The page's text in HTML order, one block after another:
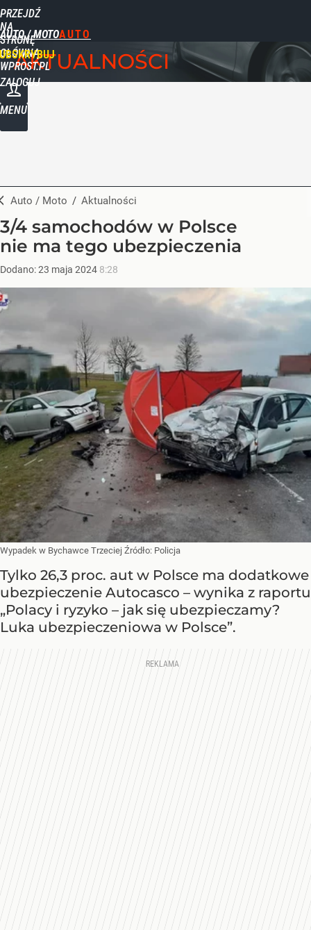
PRZEJDŹ
NA
STRONĘ
GŁÓWNĄ
WPROST.PL
AUTO / MOTO
ZALOGUJ
MENU
AKTUALNOŚCI
Auto / Moto / Aktualności
3/4 samochodów w Polsce
nie ma tego ubezpieczenia
Dodano:23 maja 2024 8:28
Wypadek w Bychawce Trzeciej Źródło: Policja
Tylko 26,3 proc. aut w Polsce ma dodatkowe
ubezpieczenie Autocasco – wynika z raportu
„Polacy i ryzyko – jak się ubezpieczamy?
Luka ubezpieczeniowa w Polsce”.